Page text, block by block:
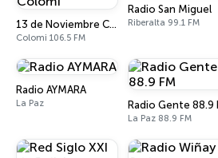
13 de Noviembre Colomi
Colomi 106.5 FM
Radio San Miguel
Riberalta 99.1 FM
Radio AYMARA
La Paz
La Paz 88.9 FM